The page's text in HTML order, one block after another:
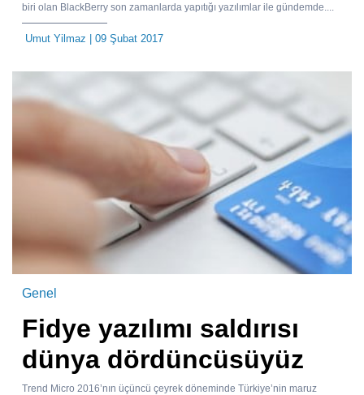
biri olan BlackBerry son zamanlarda yapıtığı yazılımlar ile gündemde....
Umut Yilmaz | 09 Şubat 2017
Genel
Fidye yazılımı saldırısı
dünya dördüncüsüyüz
Trend Micro 2016’nın üçüncü çeyrek döneminde Türkiye’nin maruz